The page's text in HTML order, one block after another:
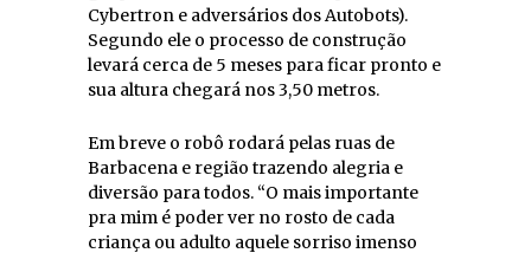
Cybertron e adversários dos Autobots).
Segundo ele o processo de construção
levará cerca de 5 meses para ficar pronto e
sua altura chegará nos 3,50 metros.
Em breve o robô rodará pelas ruas de
Barbacena e região trazendo alegria e
diversão para todos. “O mais importante
pra mim é poder ver no rosto de cada
criança ou adulto aquele sorriso imenso